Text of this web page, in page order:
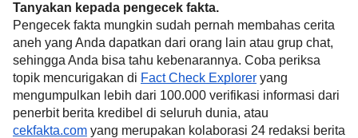
Tanyakan kepada pengecek fakta.
Pengecek fakta mungkin sudah pernah membahas cerita
aneh yang Anda dapatkan dari orang lain atau grup chat,
sehingga Anda bisa tahu kebenarannya. Coba periksa
topik mencurigakan di Fact Check Explorer yang
mengumpulkan lebih dari 100.000 verifikasi informasi dari
cekfakta.com yang merupakan kolaborasi 24 redaksi berita